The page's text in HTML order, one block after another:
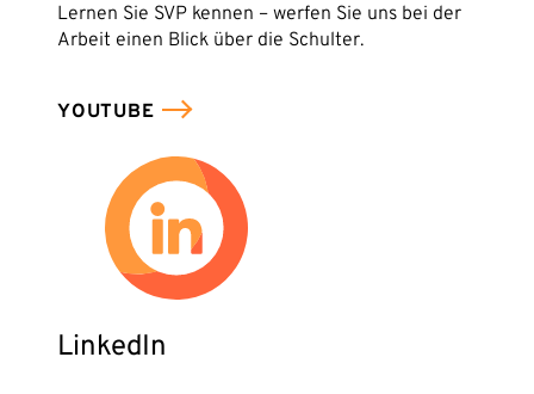
Lernen Sie SVP kennen – werfen Sie uns bei der
Arbeit einen Blick über die Schulter.
YOUTUBE
LinkedIn